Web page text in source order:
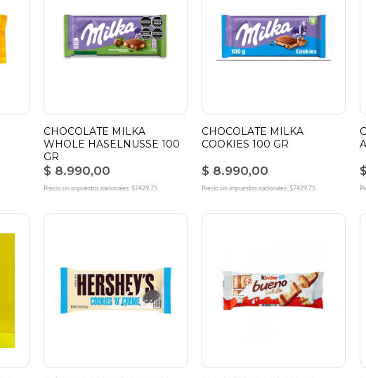
CHOCOLATE MILKA
WHOLE HASELNUSSE 100
GR
$ 8.990,00
Precio sin impuestos nacionales: $7429.75
CHOCOLATE MILKA
COOKIES 100 GR
$ 8.990,00
Precio sin impuestos nacionales: $7429.75